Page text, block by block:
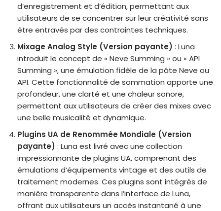
d’enregistrement et d’édition, permettant aux
utilisateurs de se concentrer sur leur créativité sans
être entravés par des contraintes techniques.
Mixage Analog Style (Version payante) : Luna
introduit le concept de « Neve Summing » ou « API
Summing », une émulation fidèle de la pâte Neve ou
API. Cette fonctionnalité de sommation apporte une
profondeur, une clarté et une chaleur sonore,
permettant aux utilisateurs de créer des mixes avec
une belle musicalité et dynamique.
Plugins UA de Renommée Mondiale (Version
payante) : Luna est livré avec une collection
impressionnante de plugins UA, comprenant des
émulations d’équipements vintage et des outils de
traitement modernes. Ces plugins sont intégrés de
manière transparente dans l’interface de Luna,
offrant aux utilisateurs un accès instantané à une